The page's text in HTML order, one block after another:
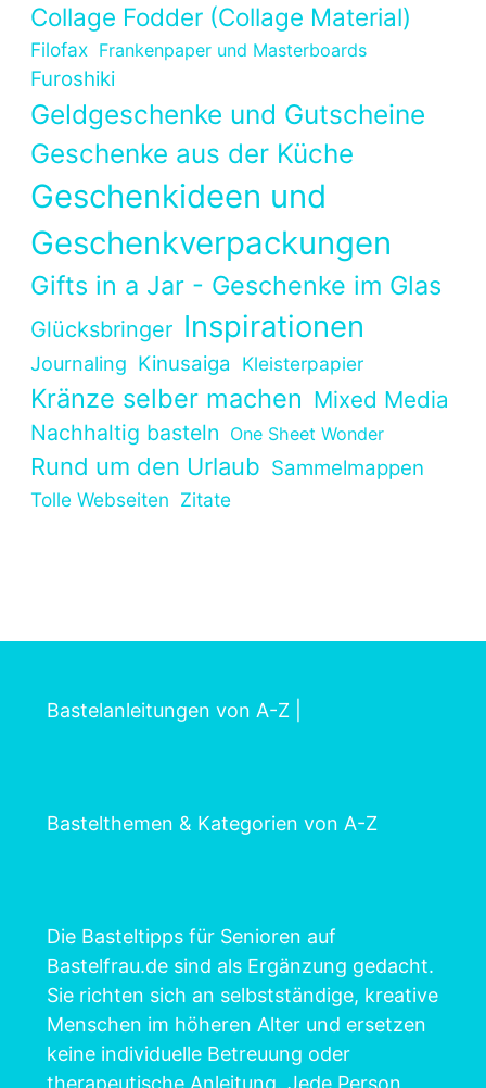
Collage Fodder (Collage Material)
Filofax Frankenpaper und Masterboards
Furoshiki
Geldgeschenke und Gutscheine
Geschenke aus der Küche
Geschenkideen und
Geschenkverpackungen
Gifts in a Jar - Geschenke im Glas
Glücksbringer Inspirationen
Journaling Kinusaiga Kleisterpapier
Kränze selber machen Mixed Media
Nachhaltig basteln One Sheet Wonder
Rund um den Urlaub Sammelmappen
Tolle Webseiten Zitate
Bastelanleitungen von A-Z
Bastelthemen & Kategorien von A-Z
Die Basteltipps für Senioren auf
Bastelfrau.de sind als Ergänzung gedacht.
Sie richten sich an selbstständige, kreative
Menschen im höheren Alter und ersetzen
keine individuelle Betreuung oder
therapeutische Anleitung. Jede Person